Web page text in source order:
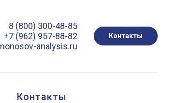
8 (800) 300-48-85
+7 (962) 957-88-82
analysis.ru
Контакты
Контакты